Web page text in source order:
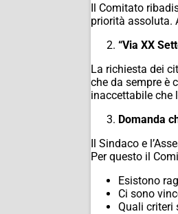
Il Comitato
priorità assoluta.
“Via XX
La richiesta dei
che da sempre è
inaccettabile che
Domanda
Il Sindaco e
Per questo il
Esistono
Ci sono
Quali criteri